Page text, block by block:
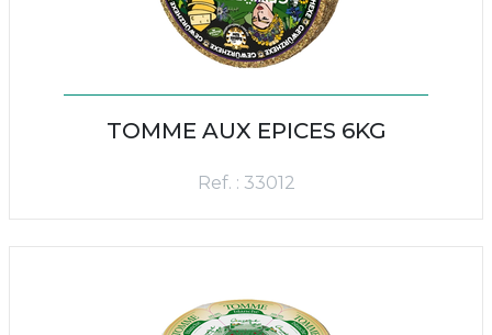
TOMME AUX EPICES 6KG
Ref. : 33012